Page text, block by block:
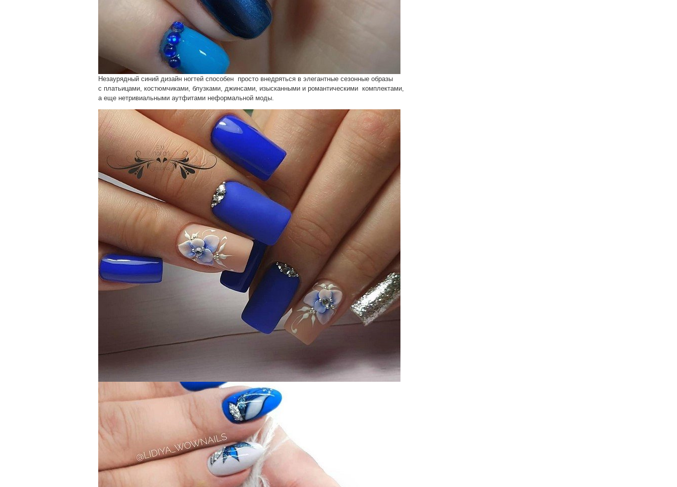
Незаурядный синий дизайн ногтей способен просто внедряться в элегантные сезонные образы
с платьицами, костюмчиками, блузками, джинсами, изысканными и романтическими комплектами,
а еще нетривиальными аутфитами неформальной моды.